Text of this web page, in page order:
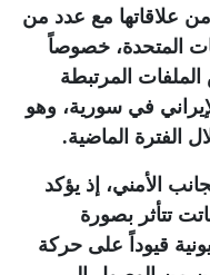
علاقاتها مع عدد من
المتحدة، خصوصاً
المرتبطة
في سورية، وهو
الفترة الماضية.
الأمني، إذ يؤكد
تتأثر بصورة
قيوداً على حركة